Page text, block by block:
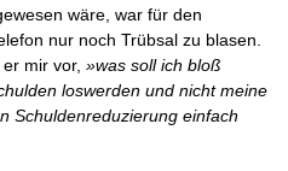
wäre, war für den
nur noch Trübsal zu blasen.
mir vor, »was soll ich bloß
loswerden und nicht meine
Schuldenreduzierung einfach